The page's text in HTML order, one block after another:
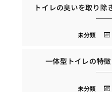
トイレの臭いを取り除
未分類
一体型トイレの特
未分類